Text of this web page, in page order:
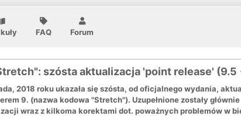
FAQ Forum
szósta aktualizacja 'point release' (9.5
2018 roku ukazała się szósta, od oficjalnego wydania,
9. (nazwa kodowa "Stretch"). Uzupełnione zostały
wraz z kilkoma korektami dot. poważnych problemów w